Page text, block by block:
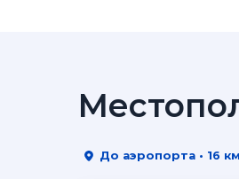
До аэропорта • 16 км